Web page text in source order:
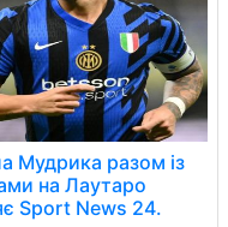
Мудрика разом із
на Лаутаро
Sport News 24.